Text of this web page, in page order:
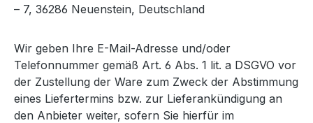
– 7, 36286 Neuenstein, Deutschland
Wir geben Ihre E-Mail-Adresse und/oder
Telefonnummer gemäß Art. 6 Abs. 1 lit. a DSGVO vor
der Zustellung der Ware zum Zweck der Abstimmung
eines Liefertermins bzw. zur Lieferankündigung an
den Anbieter weiter, sofern Sie hierfür im